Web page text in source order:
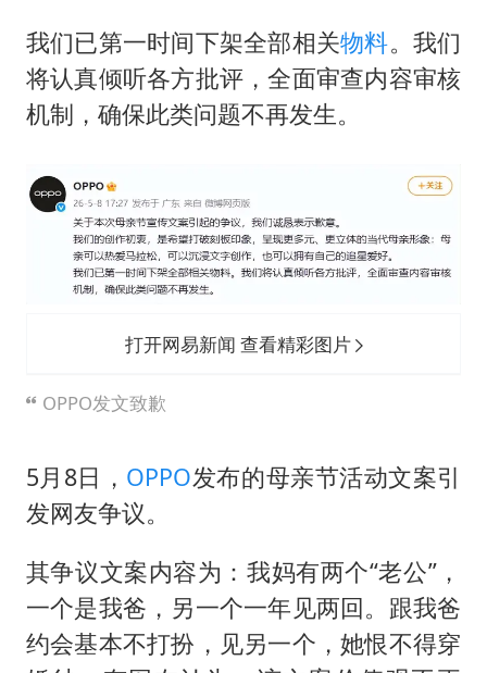
奋进开新局 实干挑大梁
我们已第一时间下架全部相关物料。我们
将认真倾听各方批评，全面审查内容审核
机制，确保此类问题不再发生。
打开网易新闻 查看精彩图片
OPPO发文致歉
5月8日， OPPO发布的母亲节活动文案引
发网友争议。
其争议文案内容为：我妈有两个“老公”，
一个是我爸，另一个一年见两回。跟我爸
约会基本不打扮，见另一个，她恨不得穿